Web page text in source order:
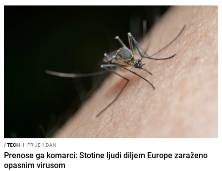
/TECH I PRIJE 1 DAN
Prenose ga komarci: Stotine ljudi diljem Europe zaraženo
opasnim virusom